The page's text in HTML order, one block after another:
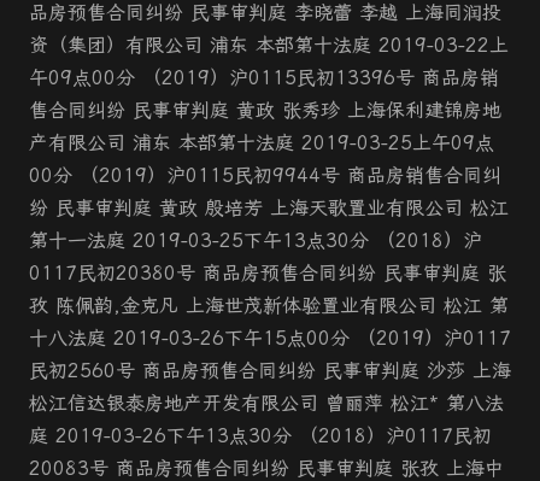
品房预售合同纠纷 民事审判庭 李晓蕾 李越 上海同润投
资（集团）有限公司 浦东 本部第十法庭 2019-03-22上
午09点00分 （2019）沪0115民初13396号 商品房销
售合同纠纷 民事审判庭 黄政 张秀珍 上海保利建锦房地
产有限公司 浦东 本部第十法庭 2019-03-25上午09点
00分 （2019）沪0115民初9944号 商品房销售合同纠
纷 民事审判庭 黄政 殷培芳 上海天歌置业有限公司 松江
第十一法庭 2019-03-25下午13点30分 （2018）沪
0117民初20380号 商品房预售合同纠纷 民事审判庭 张
孜 陈佩韵,金克凡 上海世茂新体验置业有限公司 松江 第
十八法庭 2019-03-26下午15点00分 （2019）沪0117
民初2560号 商品房预售合同纠纷 民事审判庭 沙莎 上海
松江信达银泰房地产开发有限公司 曾丽萍 松江* 第八法
庭 2019-03-26下午13点30分 （2018）沪0117民初
20083号 商品房预售合同纠纷 民事审判庭 张孜 上海中